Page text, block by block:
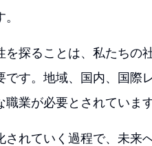
を探ることは、私たちの
です。地域、国内、国際
業が必要とされています
れていく過程で、未来